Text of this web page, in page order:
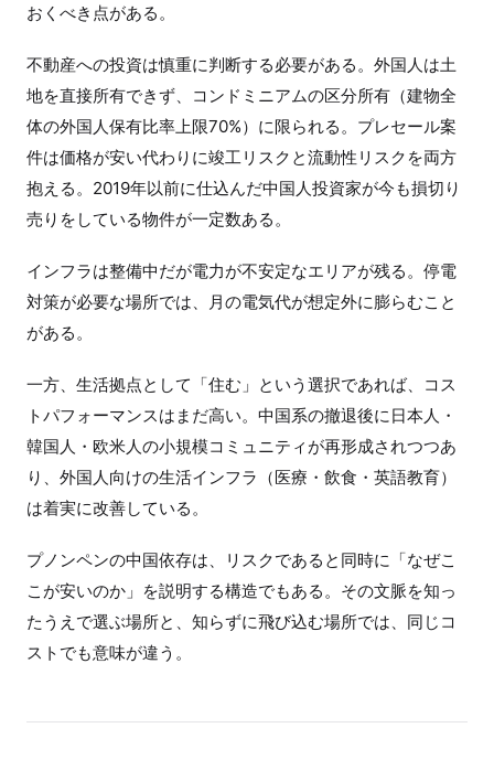
おくべき点がある。
不動産への投資は慎重に判断する必要がある。外国人は土
地を直接所有できず、コンドミニアムの区分所有（建物全
体の外国人保有比率上限70%）に限られる。プレセール案
件は価格が安い代わりに竣工リスクと流動性リスクを両方
抱える。2019年以前に仕込んだ中国人投資家が今も損切り
売りをしている物件が一定数ある。
インフラは整備中だが電力が不安定なエリアが残る。停電
対策が必要な場所では、月の電気代が想定外に膨らむこと
がある。
一方、生活拠点として「住む」という選択であれば、コス
トパフォーマンスはまだ高い。中国系の撤退後に日本人・
韓国人・欧米人の小規模コミュニティが再形成されつつあ
り、外国人向けの生活インフラ（医療・飲食・英語教育）
は着実に改善している。
プノンペンの中国依存は、リスクであると同時に「なぜこ
こが安いのか」を説明する構造でもある。その文脈を知っ
たうえで選ぶ場所と、知らずに飛び込む場所では、同じコ
ストでも意味が違う。